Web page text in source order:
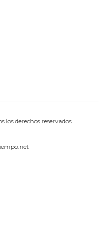
los derechos reservados